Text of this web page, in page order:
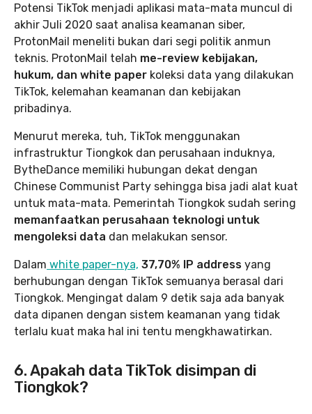
Potensi TikTok menjadi aplikasi mata-mata muncul di
akhir Juli 2020 saat analisa keamanan siber,
ProtonMail meneliti bukan dari segi politik anmun
teknis. ProtonMail telah me-review kebijakan,
hukum, dan white paper koleksi data yang dilakukan
TikTok, kelemahan keamanan dan kebijakan
pribadinya.
Menurut mereka, tuh, TikTok menggunakan
infrastruktur Tiongkok dan perusahaan induknya,
BytheDance memiliki hubungan dekat dengan
Chinese Communist Party sehingga bisa jadi alat kuat
untuk mata-mata. Pemerintah Tiongkok sudah sering
memanfaatkan perusahaan teknologi untuk
mengoleksi data dan melakukan sensor.
Dalam white paper-nya, 37,70% IP address yang
berhubungan dengan TikTok semuanya berasal dari
Tiongkok. Mengingat dalam 9 detik saja ada banyak
data dipanen dengan sistem keamanan yang tidak
terlalu kuat maka hal ini tentu mengkhawatirkan.
6. Apakah data TikTok disimpan di
Tiongkok?